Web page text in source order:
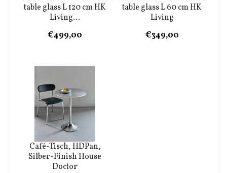
table glass L 120 cm HK
Living...
€499,00
table glass L 60 cm HK
Living
€349,00
Café-Tisch, HDPan,
Silber-Finish House
Doctor